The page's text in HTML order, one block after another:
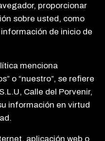
proporcionar
sobre usted, como
de inicio de
menciona
o “nuestro”, se refiere
Calle del Porvenir,
información en virtud
aplicación web o